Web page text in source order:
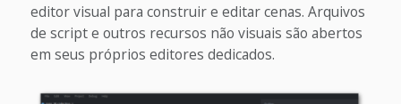
editor visual para construir e editar cenas. Arquivos
de script e outros recursos não visuais são abertos
em seus próprios editores dedicados.